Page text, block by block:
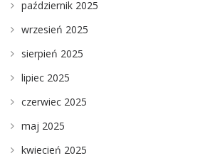
październik 2025
wrzesień 2025
sierpień 2025
lipiec 2025
czerwiec 2025
maj 2025
kwiecień 2025